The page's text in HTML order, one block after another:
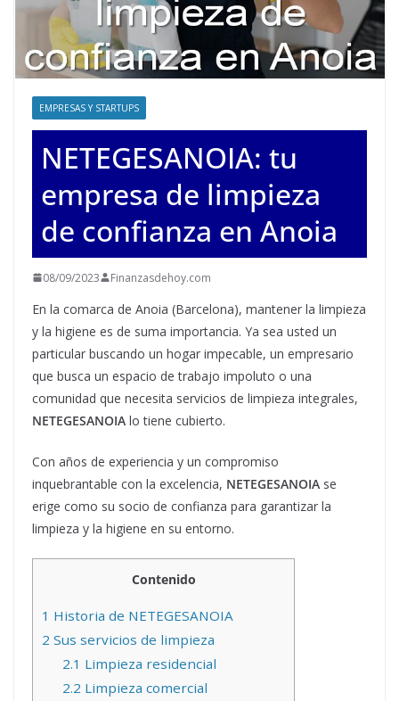
EMPRESAS Y STARTUPS
NETEGESANOIA: tu
empresa de limpieza
de confianza en Anoia
08/09/2023 Finanzasdehoy.com
En la comarca de Anoia (Barcelona), mantener la limpieza
y la higiene es de suma importancia. Ya sea usted un
particular buscando un hogar impecable, un empresario
que busca un espacio de trabajo impoluto o una
comunidad que necesita servicios de limpieza integrales,
NETEGESANOIA lo tiene cubierto.
Con años de experiencia y un compromiso
inquebrantable con la excelencia, NETEGESANOIA se
erige como su socio de confianza para garantizar la
limpieza y la higiene en su entorno.
Contenido
1 Historia de NETEGESANOIA
2 Sus servicios de limpieza
2.1 Limpieza residencial
2.2 Limpieza comercial